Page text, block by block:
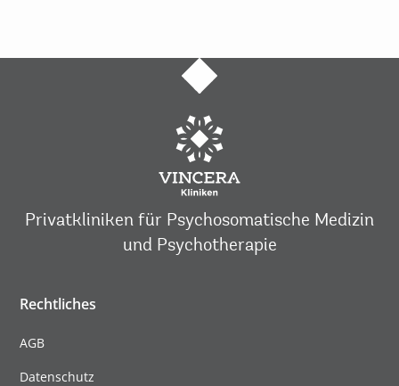
Privatkliniken für Psychosomatische Medizin
und Psychotherapie
Rechtliches
AGB
Datenschutz